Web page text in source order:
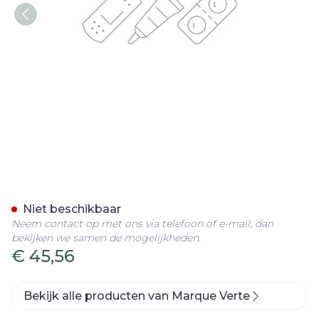
€ 45,56
Niet beschikbaar
Neem contact op met ons via telefoon of e-mail, dan
bekijken we samen de mogelijkheden.
Bekijk alle producten van Marque Verte